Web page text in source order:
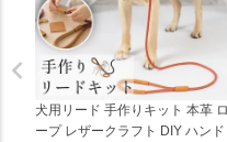
犬用リード 手作りキット 本革 ロ
ープ レザークラフト DIY ハンド